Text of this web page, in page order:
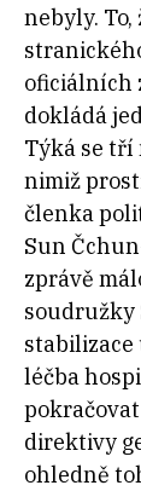
nebyly. To,
oficiálních
dokládá
Týká se tří
nimiž
členka
Sun
zprávě
soudružky
stabilizace
léčba
direktivy
ohledně